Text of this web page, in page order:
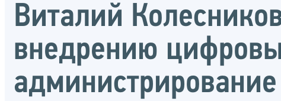
Виталий
внедрению
администрирование